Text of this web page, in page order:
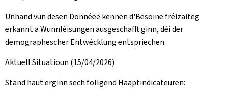
Unhand vun dësen Donnéeë kënnen d'Besoine fréizäiteg
erkannt a Wunnléisungen ausgeschafft ginn, déi der
demographescher Entwécklung entspriechen.
Aktuell Situatioun (15/04/2026)
Stand haut erginn sech follgend Haaptindicateuren: